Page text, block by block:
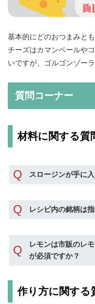
基本的にどのおつまみと
チーズはカマンベールや
いですが、ゴルゴンゾー
質問コーナー
材料に関する質
Q スロージンが手に
Q レシピ内の銘柄は
Q
レモンは市販のレ
が必須ですか？
作り方に関する